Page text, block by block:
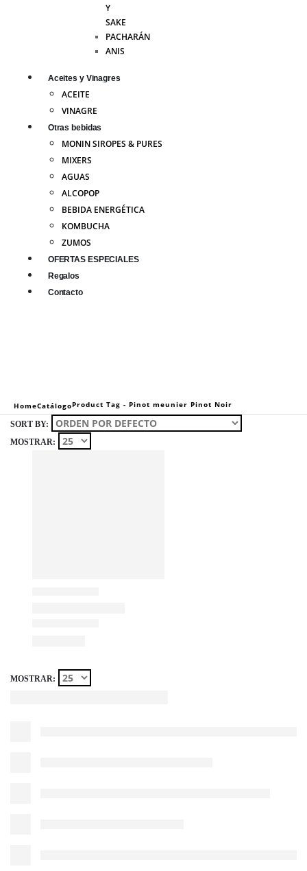
Y
SAKE
PACHARÁN
ANIS
Aceites y Vinagres
ACEITE
VINAGRE
Otras bebidas
MONIN SIROPES & PURES
MIXERS
AGUAS
ALCOPOP
BEBIDA ENERGÉTICA
KOMBUCHA
ZUMOS
OFERTAS ESPECIALES
Regalos
Contacto
HomeCatálogoProduct Tag - Pinot meunier Pinot Noir
SORT BY:
MOSTRAR:
MOSTRAR: